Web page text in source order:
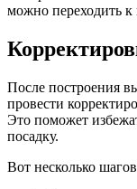
можно переходить
После построения
провести
Это поможет
посадку.
Вот несколько